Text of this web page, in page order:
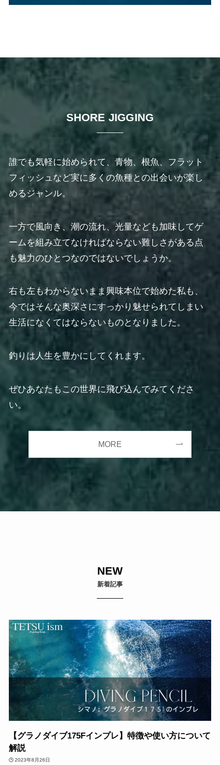
SHORE JIGGING
誰でも気軽に始められて、青物、根魚、フラット
フィッシュなど実に多くの魚種との出会いが楽し
めるジャンル。
一方で風向き、潮の流れ、光量なども加味してゲ
ームを組み立てなければならない難しさがある点
も魅力のひとつなのではないでしょうか。
右も左もわからないまま興味本位で始めた私も、
今ではそんな奥深さにすっかり魅せられてしまい
生活になくてはならないものとなりました。
釣りは人生を豊かにしてくれます。
ぜひあなたもこの世界に飛び込んでみてくださ
い。
MORE
NEW
新着記事
【グラノダイブ175Fインプレ】特徴や使い方について
解説
2023年8月26日